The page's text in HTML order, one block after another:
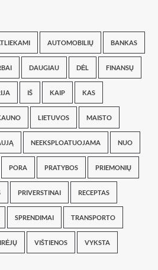
AUTOMOBILIŲ BANKAS
DAUGIAU DĖL FINANSŲ
IŠ KAIP KAS
LIETUVOS MAISTO
NEEKSPLOATUOJAMA NUO
PORA PRATYBOS PRIEMONIŲ
PRIVERSTINAI RECEPTAS
SPRENDIMAI TRANSPORTO
VIŠTIENOS VYKSTA